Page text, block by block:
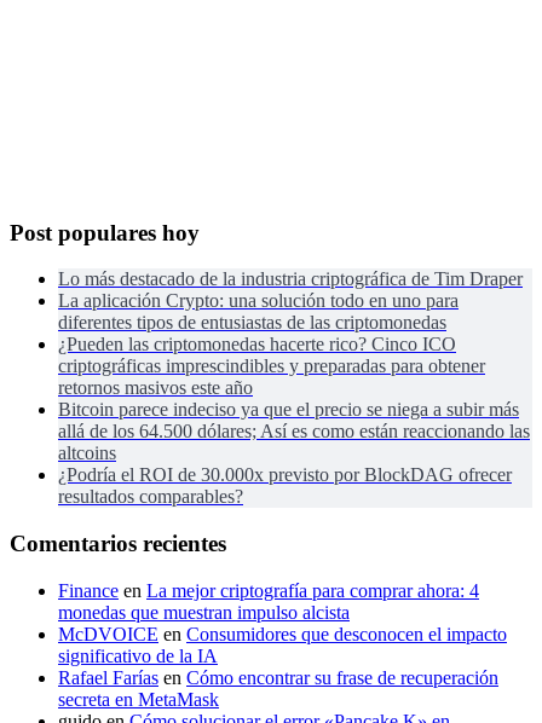
Post populares hoy
Lo más destacado de la industria criptográfica de Tim Draper
La aplicación Crypto: una solución todo en uno para
diferentes tipos de entusiastas de las criptomonedas
¿Pueden las criptomonedas hacerte rico? Cinco ICO
criptográficas imprescindibles y preparadas para obtener
retornos masivos este año
Bitcoin parece indeciso ya que el precio se niega a subir más
allá de los 64.500 dólares; Así es como están reaccionando las
altcoins
¿Podría el ROI de 30.000x previsto por BlockDAG ofrecer
resultados comparables?
Comentarios recientes
Finance en La mejor criptografía para comprar ahora: 4
monedas que muestran impulso alcista
McDVOICE en Consumidores que desconocen el impacto
significativo de la IA
Rafael Farías en Cómo encontrar su frase de recuperación
secreta en MetaMask